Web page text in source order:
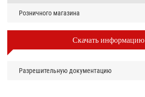
Розничного магазина
Скачать информацию
Разрешительную документацию